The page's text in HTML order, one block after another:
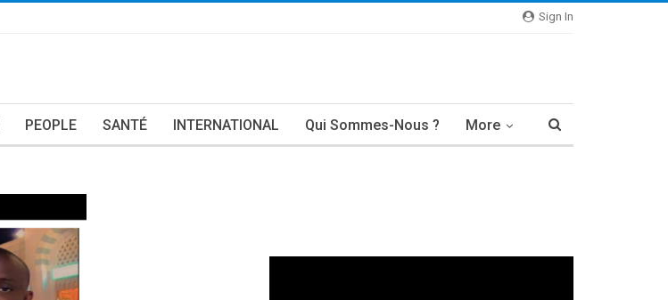
Sign In
PEOPLE SANTÉ INTERNATIONAL Qui Sommes-Nous ? More